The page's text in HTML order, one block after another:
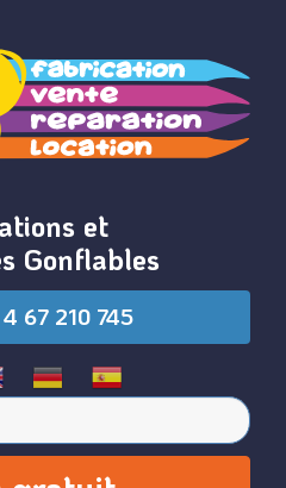
et
Gonflables
67 210 745